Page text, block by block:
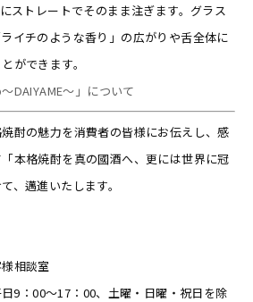
ストレートでそのまま注ぎます。グラス
イチのような香り」の広がりや舌全体に
ができます。
DAIYAME～」について
酎の魅力を消費者の皆様にお伝えし、感
本格焼酎を真の國酒へ、更には世界に冠
、邁進いたします。
相談室
9：00～17：00、土曜・日曜・祝日を除